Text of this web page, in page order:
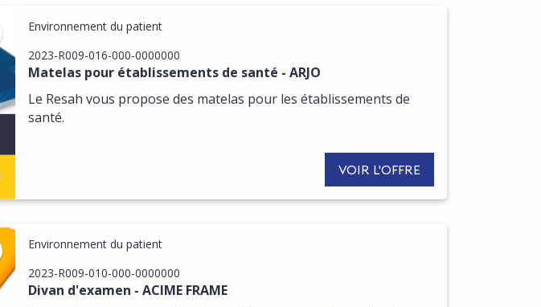
S'INSCRIRE AUX MISES À JOUR DE CETTE OFFRE
Environnement du patient
2023-R009-016-000-0000000
Matelas pour établissements de santé - ARJO
Le Resah vous propose des matelas pour les établissements de
santé.
VOIR L'OFFRE
S'INSCRIRE AUX MISES À JOUR DE CETTE OFFRE
Environnement du patient
2023-R009-010-000-0000000
Divan d'examen - ACIME FRAME